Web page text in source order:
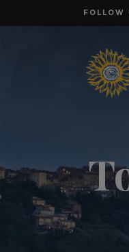
FOLLOW